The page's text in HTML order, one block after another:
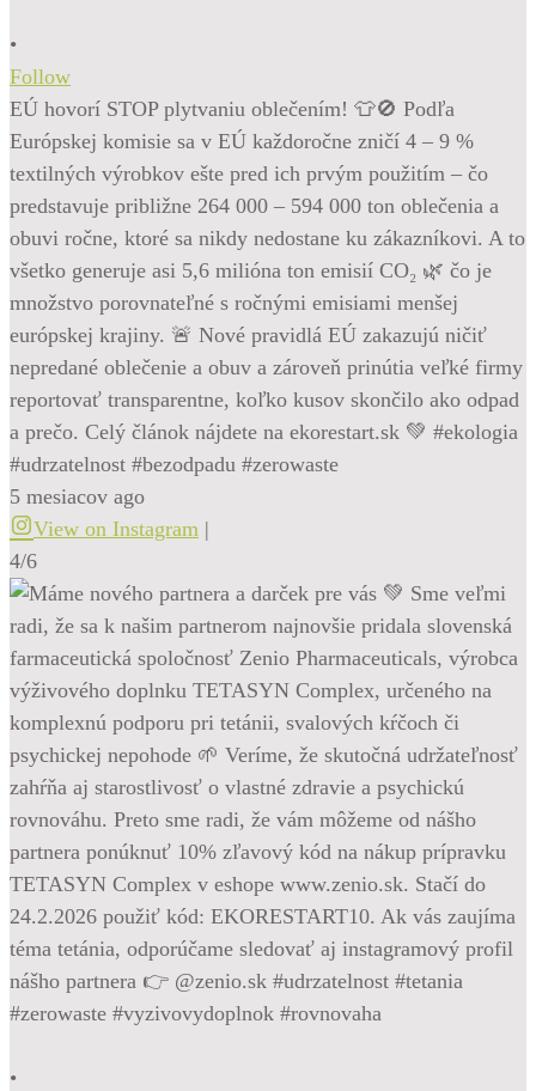
•
Follow
EÚ hovorí STOP plytvaniu oblečením! 👕🚫 Podľa
Európskej komisie sa v EÚ každoročne zničí 4 – 9 %
textilných výrobkov ešte pred ich prvým použitím – čo
predstavuje približne 264 000 – 594 000 ton oblečenia a
obuvi ročne, ktoré sa nikdy nedostane ku zákazníkovi. A to
všetko generuje asi 5,6 milióna ton emisií CO₂ 🌿 čo je
množstvo porovnateľné s ročnými emisiami menšej
európskej krajiny. 🚨 Nové pravidlá EÚ zakazujú ničiť
nepredané oblečenie a obuv a zároveň prinútia veľké firmy
reportovať transparentne, koľko kusov skončilo ako odpad
a prečo. Celý článok nájdete na ekorestart.sk 💚 #ekologia
#udrzatelnost #bezodpadu #zerowaste
5 mesiacov ago
View on Instagram |
4/6
•